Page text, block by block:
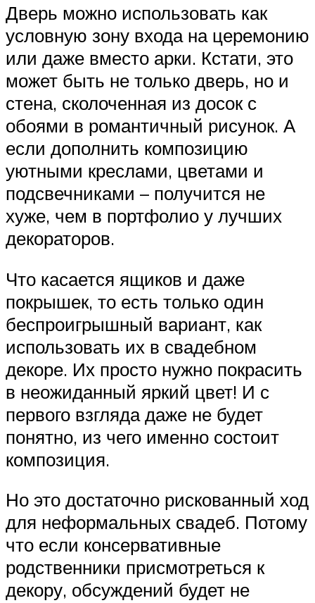
Дверь можно использовать как
условную зону входа на церемонию
или даже вместо арки. Кстати, это
может быть не только дверь, но и
стена, сколоченная из досок с
обоями в романтичный рисунок. А
если дополнить композицию
уютными креслами, цветами и
подсвечниками – получится не
хуже, чем в портфолио у лучших
декораторов.
Что касается ящиков и даже
покрышек, то есть только один
беспроигрышный вариант, как
использовать их в свадебном
декоре. Их просто нужно покрасить
в неожиданный яркий цвет! И с
первого взгляда даже не будет
понятно, из чего именно состоит
композиция.
Но это достаточно рискованный ход
для неформальных свадеб. Потому
что если консервативные
родственники присмотреться к
декору, обсуждений будет не